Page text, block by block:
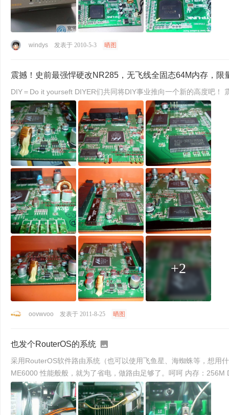
windys 发表于 2010-5-3 晒图
震撼！史前最强悍硬改NR285，无飞线全固态64M内存，限
DIY＝Do it yourseft DIYER们共同将DIY事业推向一个
+2
oovwvoo 发表于 2011-8-25 晒图
也发个RouterOS的系统
采用RouterOS软件路由系统（也可以使用飞鱼星、海蜘蛛等，想用什么装什